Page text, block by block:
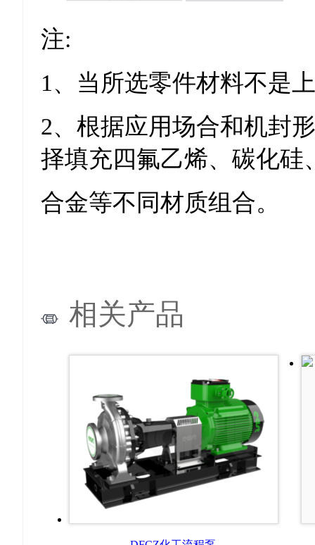
注:
1、当所选零件材料不是
2、根据应用场合和机封
择填充四氟乙烯、碳化硅
合金等不同材质组合。
相关产品